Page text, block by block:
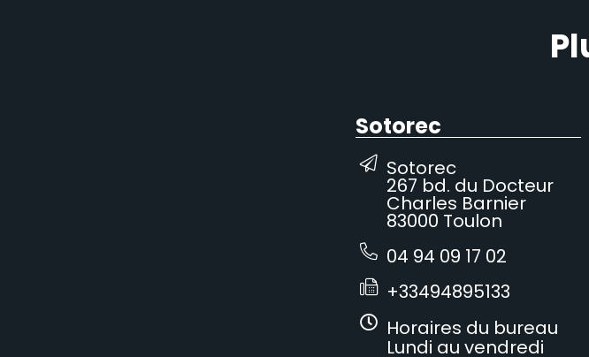
Sotorec
Sotorec
267 bd. du Docteur
Charles Barnier
83000 Toulon
04 94 09 17 02
+33494895133
Horaires du bureau
Lundi au vendredi